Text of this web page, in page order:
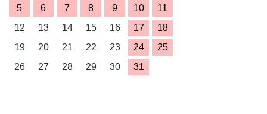
5 6 7 8 9 10
11
12
13 14 15 16 17
18
19
20 21 22 23 24
25
26
27 28 29 30 31